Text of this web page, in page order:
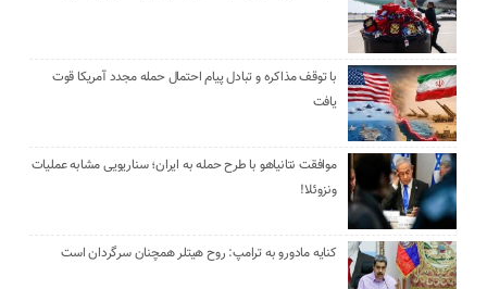
با توقف مذاکره و تبادل پیام احتمال حمله مجدد آمریکا قوت
یافت
موافقت نتانیاهو با طرح حمله به ایران؛ سناریویی مشابه عملیات
ونزوئلا!
کنایه مادورو به ترامپ: روح هیتلر همچنان سرگردان است